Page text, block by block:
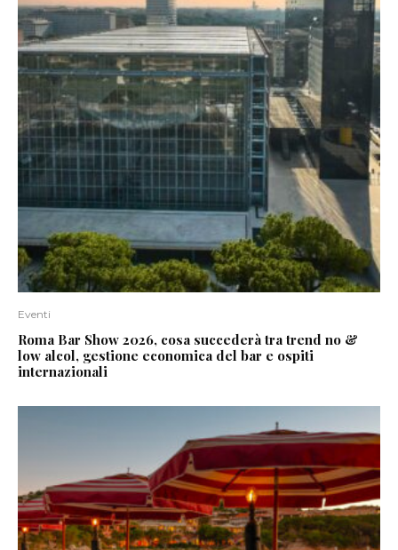
Eventi
Roma Bar Show 2026, cosa succederà tra trend no &
low alcol, gestione economica del bar e ospiti
internazionali